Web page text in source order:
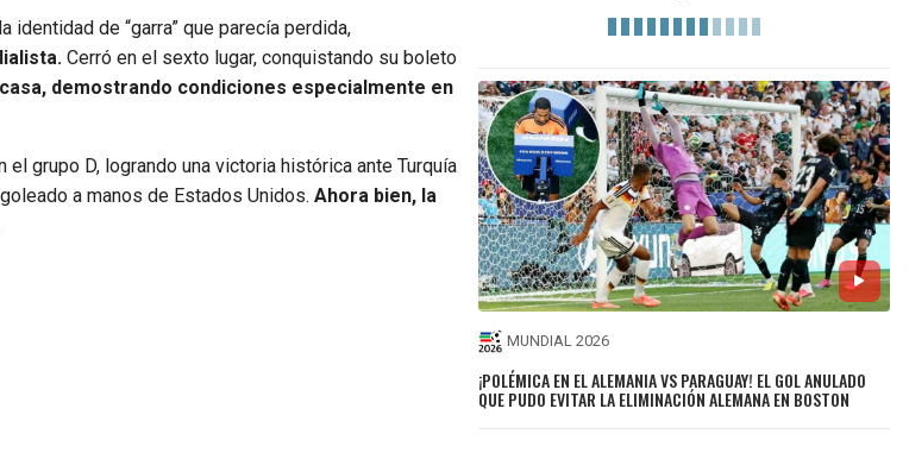
de “garra” que parecía perdida,
Cerró en el sexto lugar, conquistando su boleto
demostrando condiciones especialmente en
grupo D, logrando una victoria histórica ante Turquía
a manos de Estados Unidos. Ahora bien, la
MUNDIAL 2026
¡POLÉMICA EN EL ALEMANIA VS PARAGUAY! EL GOL ANULADO
QUE PUDO EVITAR LA ELIMINACIÓN ALEMANA EN BOSTON